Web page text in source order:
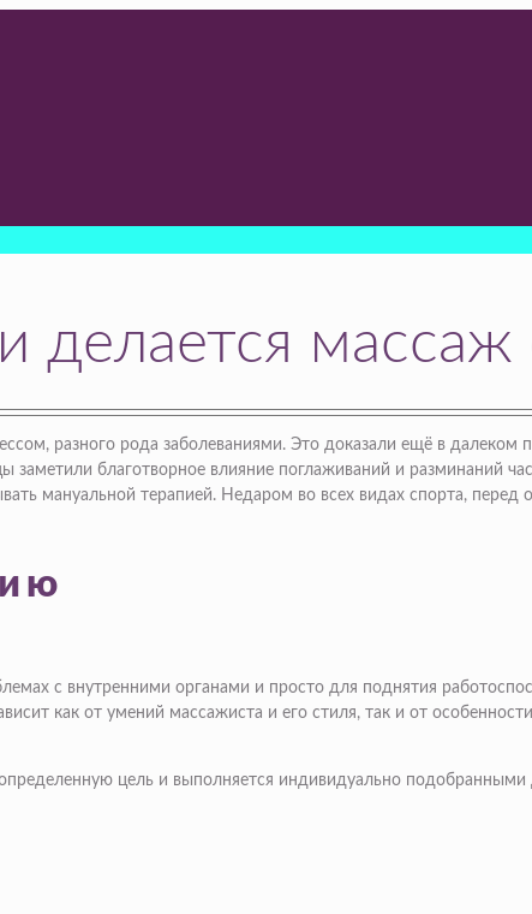
делается массаж
разного рода заболеваниями. Это доказали ещё в
благотворное влияние поглаживаний и разминаний
мануальной терапией. Недаром во всех видах спорта,
с внутренними органами и просто для поднятия
как от умений массажиста и его стиля, так и от особенности
цель и выполняется индивидуально